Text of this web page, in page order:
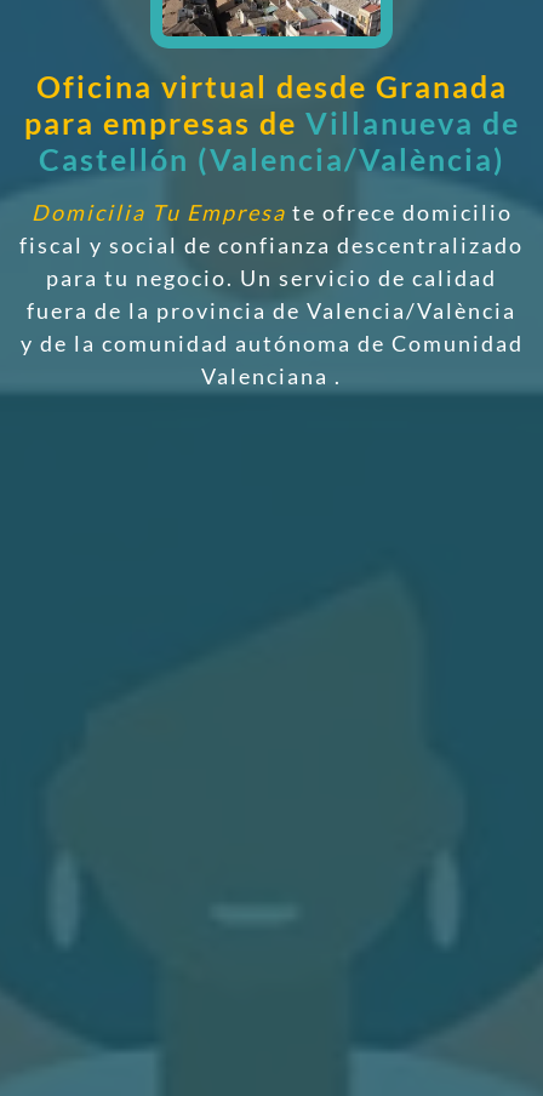
Oficina virtual desde Granada
para empresas de Villanueva de
Castellón (Valencia/València)
Domicilia Tu Empresa te ofrece domicilio
fiscal y social de confianza descentralizado
para tu negocio. Un servicio de calidad
fuera de la provincia de Valencia/València
y de la comunidad autónoma de Comunidad
Valenciana .